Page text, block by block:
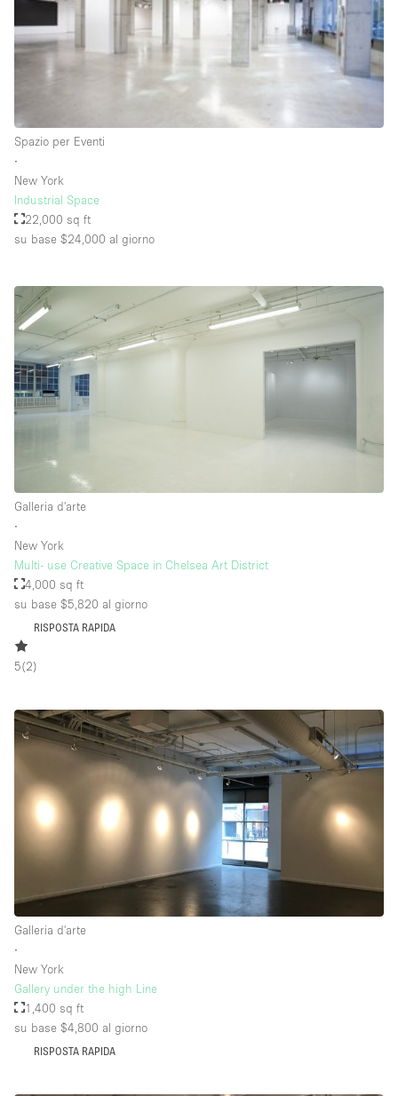
Raw
Riscaldamento
Sistema di sicurezza
Spazio living
Stile Haussmann
Terrace
Vetrina
Vista incredibile
Water Access
Whitebox / Minimal
Piano/Accesso
Seminterrato
Piano terra su strada
Centro commerciale
Terrazza
Spazio per Eventi
∙
New York
Industrial Space
22,000 sq ft
su base $24,000 al giorno
Galleria d'arte
∙
New York
Multi- use Creative Space in Chelsea Art District
4,000 sq ft
su base $5,820 al giorno
RISPOSTA RAPIDA
5(2)
Galleria d'arte
∙
New York
Gallery under the high Line
1,400 sq ft
su base $4,800 al giorno
RISPOSTA RAPIDA